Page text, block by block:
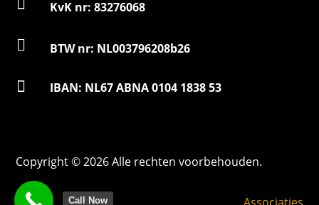
 KvK nr: 83276068
 BTW nr: NL003796208b26
 IBAN: NL67 ABNA 0104 1838 53
Copyright © 2026 Alle rechten voorbehouden.
Call Now